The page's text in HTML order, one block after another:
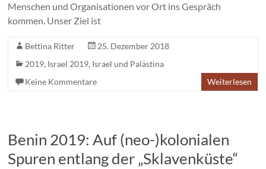
Menschen und Organisationen vor Ort ins Gespräch
kommen. Unser Ziel ist
Bettina Ritter
25. Dezember 2018
2019, Israel 2019, Israel und Palästina
Keine Kommentare
Weiterlesen
Benin 2019: Auf (neo-)kolonialen
Spuren entlang der „Sklavenküste“